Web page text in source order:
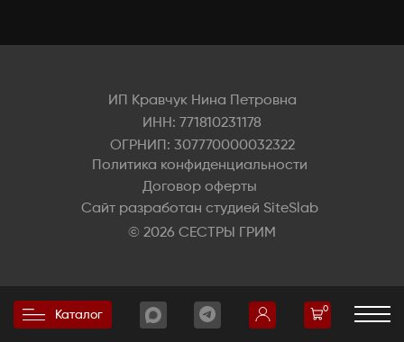
ИП Кравчук Нина Петровна
ИНН: 771810231178
ОГРНИП: 307770000032322
Политика конфиденциальности
Договор оферты
Сайт разработан студией SiteSlab
© 2026 СЕСТРЫ ГРИМ
Каталог 0